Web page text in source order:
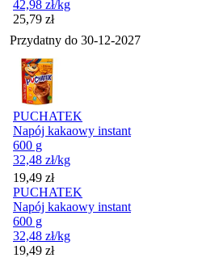
42,98 zł/kg
Cena
25,79 zł
Przydatny do 30-12-2027
PUCHATEK
Napój kakaowy instant
600 g
32,48 zł/kg
Cena
19,49 zł
PUCHATEK
Napój kakaowy instant
600 g
32,48 zł/kg
Cena
19,49 zł